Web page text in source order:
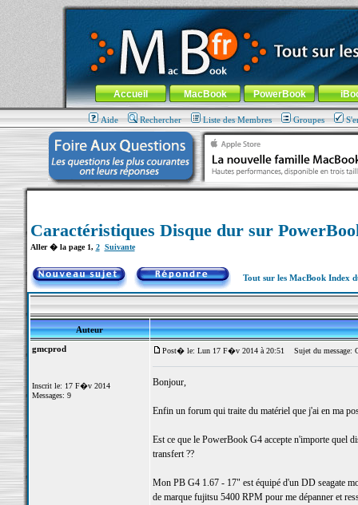
MacBook-fr.com : 100% Apple... 100% nomade !
Aller au contenu-Aller au menu général-Aller au menu de
Menu général
Accueil MacBook PowerBook
Aide Rechercher Liste des Membres Groupes
Caractéristiques Disque dur sur
Aller � la page 1, 2 Suivante
Tout sur les MacBook Index
Auteur
gmcprod
Inscrit le: 17 F�v 2014
Messages: 9
Post� le: Lun 17 F�v 2014 à 20:51 Sujet du message:
Bonjour,
Enfin un forum qui traite du matériel que j'ai en ma
Est ce que le PowerBook G4 accepte n'importe quel
transfert ??
Mon PB G4 1.67 - 17" est équipé d'un DD seagate
de marque fujitsu 5400 RPM pour me dépanner et